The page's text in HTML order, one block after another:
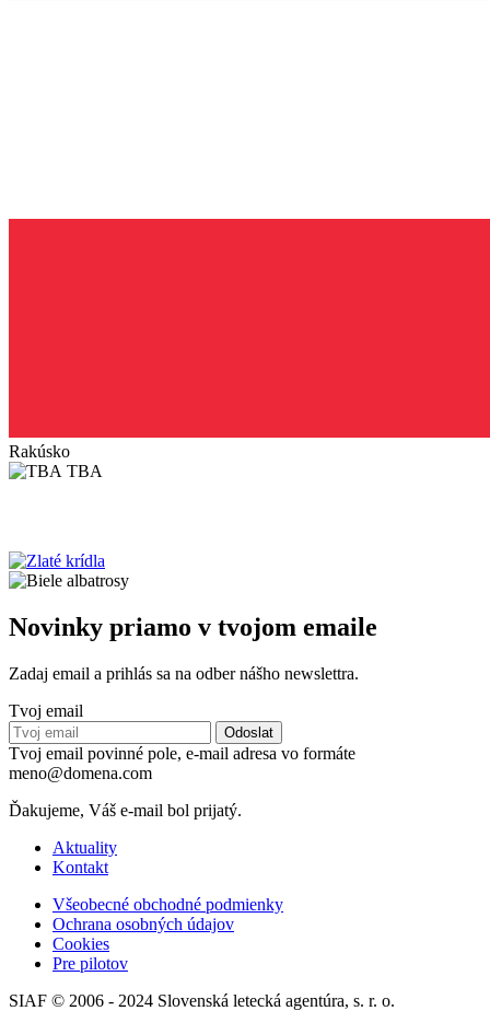
Rakúsko
TBA
Novinky priamo v tvojom emaile
Zadaj email a prihlás sa na odber nášho newslettra.
Tvoj email
Tvoj email povinné pole, e-mail adresa vo formáte
meno@domena.com
Ďakujeme, Váš e-mail bol prijatý.
Aktuality
Kontakt
Všeobecné obchodné podmienky
Ochrana osobných údajov
Cookies
Pre pilotov
SIAF © 2006 - 2024 Slovenská letecká agentúra, s. r. o.